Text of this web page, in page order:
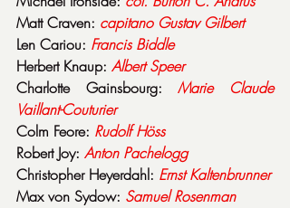
Matt Craven: capitano Gustav Gilbert
Len Cariou: Francis Biddle
Herbert Knaup: Albert Speer
Charlotte Gainsbourg: Marie Claude
Vaillant-Couturier
Colm Feore: Rudolf Höss
Robert Joy: Anton Pachelogg
Christopher Heyerdahl: Ernst Kaltenbrunner
Max von Sydow: Samuel Rosenman